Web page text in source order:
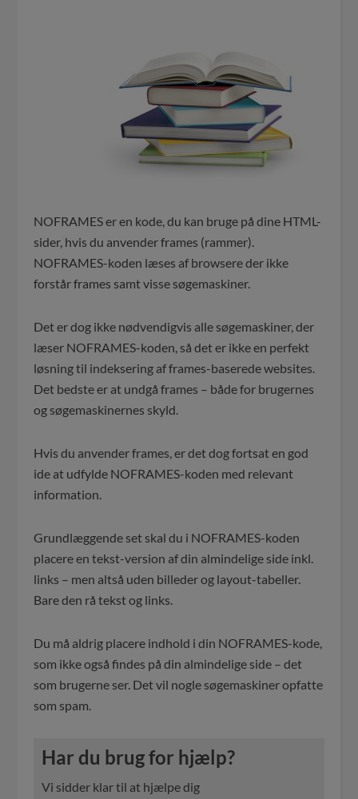
NOFRAMES er en kode, du kan bruge på dine HTML-
sider, hvis du anvender frames (rammer).
NOFRAMES-koden læses af browsere der ikke
forstår frames samt visse søgemaskiner.
Det er dog ikke nødvendigvis alle søgemaskiner, der
læser NOFRAMES-koden, så det er ikke en perfekt
løsning til indeksering af frames-baserede websites.
Det bedste er at undgå frames – både for brugernes
og søgemaskinernes skyld.
Hvis du anvender frames, er det dog fortsat en god
ide at udfylde NOFRAMES-koden med relevant
information.
Grundlæggende set skal du i NOFRAMES-koden
placere en tekst-version af din almindelige side inkl.
links – men altså uden billeder og layout-tabeller.
Bare den rå tekst og links.
Du må aldrig placere indhold i din NOFRAMES-kode,
som ikke også findes på din almindelige side – det
som brugerne ser. Det vil nogle søgemaskiner opfatte
som spam.
Har du brug for hjælp?
Vi sidder klar til at hjælpe dig